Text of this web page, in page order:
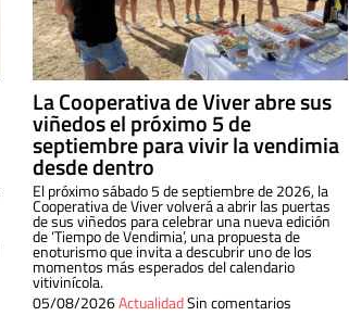
La Cooperativa de Viver abre sus
viñedos el próximo 5 de
septiembre para vivir la vendimia
desde dentro
El próximo sábado 5 de septiembre de 2026, la
Cooperativa de Viver volverá a abrir las puertas
de sus viñedos para celebrar una nueva edición
de ‘Tiempo de Vendimia’, una propuesta de
enoturismo que invita a descubrir uno de los
momentos más esperados del calendario
vitivinícola.
05/08/2026ActualidadSin comentarios